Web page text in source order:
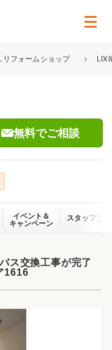
フォームショップ
無料でご相談
イベント＆
キャンペーン
スタッフブ
ス交換工事が完了
1616